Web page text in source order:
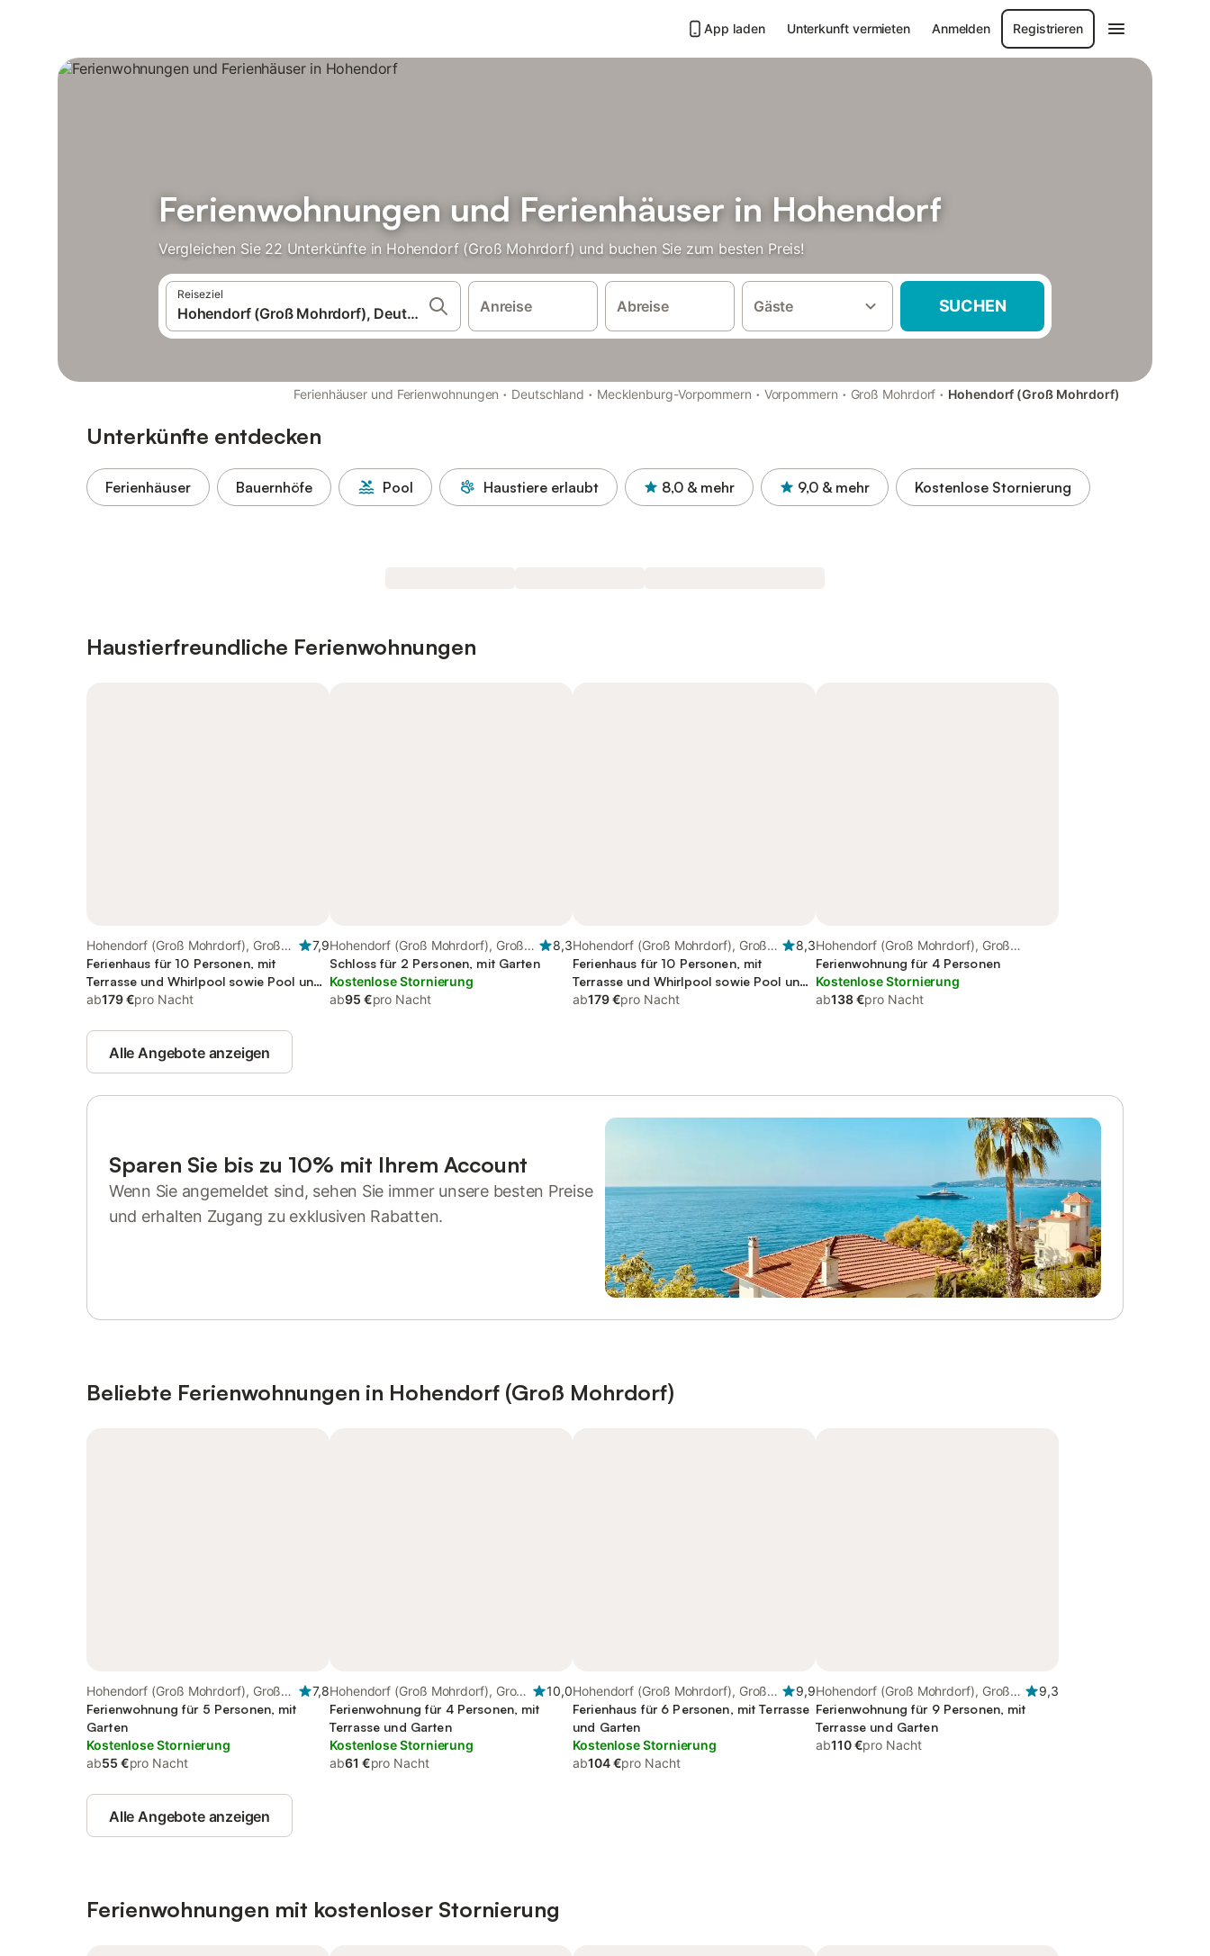
App laden Unterkunft vermieten Anmelden Registrieren
Ferienwohnungen und Ferienhäuser in Hohendorf
Vergleichen Sie 22 Unterkünfte in Hohendorf (Groß Mohrdorf) und buchen Sie zum besten Preis!
Reiseziel
Anreise Abreise Gäste SUCHEN
Ferienhäuser und Ferienwohnungen · Deutschland · Mecklenburg-Vorpommern · Vorpommern · Groß Mohrdorf · Hohendorf (Groß Mohrdorf)
Unterkünfte entdecken
Ferienhäuser Bauernhöfe Pool Haustiere erlaubt 8,0 & mehr 9,0 & mehr Kostenlose Stornierung
Haustierfreundliche Ferienwohnungen
Hohendorf (Groß Mohrdorf), Groß
Mohrdorf
7,9
Ferienhaus für 10 Personen, mit
Terrasse und Whirlpool sowie Pool und
Sauna
ab179 €pro Nacht
Hohendorf (Groß Mohrdorf), Groß
Mohrdorf
8,3
Schloss für 2 Personen, mit Garten
Kostenlose Stornierung
ab95 €pro Nacht
Hohendorf (Groß Mohrdorf), Groß
Mohrdorf
8,3
Ferienhaus für 10 Personen, mit
Terrasse und Whirlpool sowie Pool und
Sauna
ab179 €pro Nacht
Hohendorf (Groß Mohrdorf), Groß
Mohrdorf
Ferienwohnung für 4 Personen
Kostenlose Stornierung
ab138 €pro Nacht
Alle Angebote anzeigen
Sparen Sie bis zu 10% mit Ihrem Account
Wenn Sie angemeldet sind, sehen Sie immer unsere besten Preise
und erhalten Zugang zu exklusiven Rabatten.
Beliebte Ferienwohnungen in Hohendorf (Groß Mohrdorf)
Hohendorf (Groß Mohrdorf), Groß
Mohrdorf
7,8
Ferienwohnung für 5 Personen, mit
Garten
Kostenlose Stornierung
ab55 €pro Nacht
Hohendorf (Groß Mohrdorf), Groß
Mohrdorf
10,0
Ferienwohnung für 4 Personen, mit
Terrasse und Garten
Kostenlose Stornierung
ab61 €pro Nacht
Hohendorf (Groß Mohrdorf), Groß
Mohrdorf
9,9
Ferienhaus für 6 Personen, mit Terrasse
und Garten
Kostenlose Stornierung
ab104 €pro Nacht
Hohendorf (Groß Mohrdorf), Groß
Mohrdorf
9,3
Ferienwohnung für 9 Personen, mit
Terrasse und Garten
ab110 €pro Nacht
Alle Angebote anzeigen
Ferienwohnungen mit kostenloser Stornierung